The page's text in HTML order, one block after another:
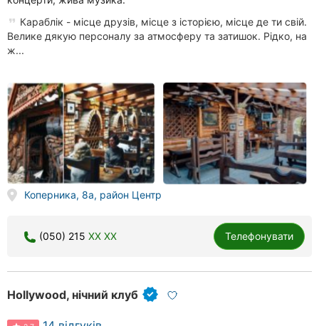
Суми
Івано-
Ужгород
Караблік - місце друзів, місце з історією, місце де ти свій.
Велике дякую персоналу за атмосферу та затишок. Рідко, на
ж...
Коперника, 8а, район Центр
(050) 215 XX XX Телефонувати
Hollywood, нічний клуб